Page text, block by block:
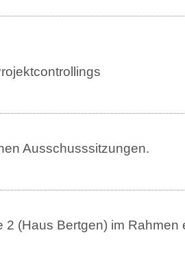
Ausschusssitzungen.
(Haus Bertgen) im